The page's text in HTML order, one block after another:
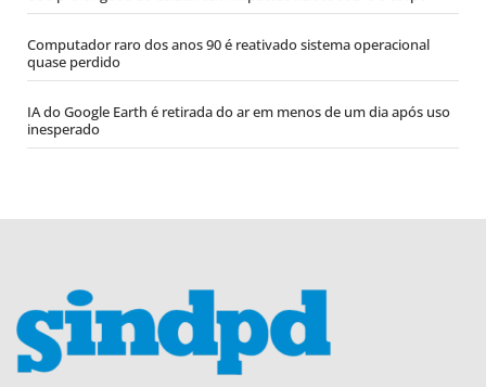
Computador raro dos anos 90 é reativado sistema operacional
quase perdido
IA do Google Earth é retirada do ar em menos de um dia após uso
inesperado